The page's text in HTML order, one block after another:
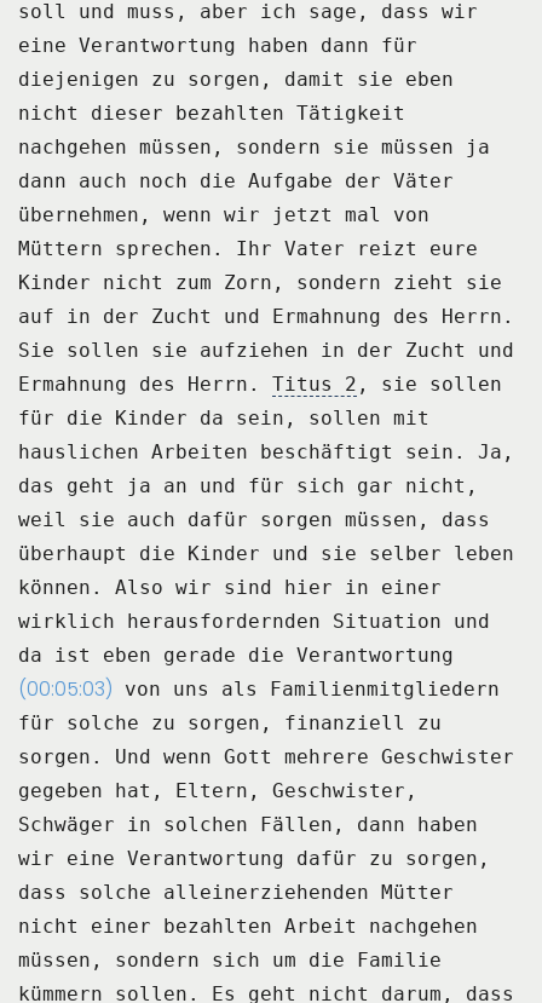
soll und muss, aber ich sage, dass
wir
eine Verantwortung haben dann für
diejenigen zu sorgen, damit sie eben
nicht dieser bezahlten Tätigkeit
nachgehen müssen, sondern sie müssen ja
dann auch noch die Aufgabe der Väter
übernehmen, wenn wir jetzt mal von
Müttern sprechen.
Ihr Vater reizt eure
Kinder nicht zum Zorn, sondern zieht sie
auf in der Zucht und Ermahnung
des Herrn.
Sie sollen sie aufziehen in der Zucht und
Ermahnung des Herrn.
Titus 2 , sie sollen
für die Kinder da sein, sollen mit
hauslichen Arbeiten beschäftigt
sein.
Ja,
das geht ja an und für sich gar nicht,
weil sie auch dafür sorgen müssen, dass
überhaupt
die Kinder und sie selber leben
können.
Also wir sind hier in einer
wirklich herausfordernden Situation und
da ist eben gerade die Verantwortung
(00:05:03)
von uns als Familienmitgliedern
für solche zu sorgen, finanziell zu
sorgen.
Und wenn Gott mehrere Geschwister
gegeben hat, Eltern, Geschwister,
Schwäger in solchen
Fällen, dann haben
wir eine Verantwortung dafür zu sorgen,
dass solche alleinerziehenden
Mütter
nicht einer bezahlten Arbeit nachgehen
müssen, sondern sich um die Familie
kümmern
sollen. Es geht nicht darum, dass